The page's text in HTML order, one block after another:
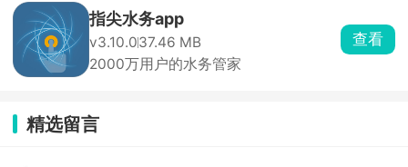
指尖水务app
v3.10.037.46 MB
2000万用户的水务管家
查看
精选留言